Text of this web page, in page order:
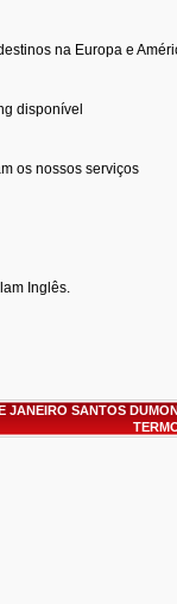
na Europa e
disponível
os nossos serviços
Inglês.
JANEIRO SANTOS